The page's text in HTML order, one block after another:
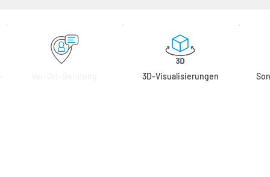
3D-Visualisierungen